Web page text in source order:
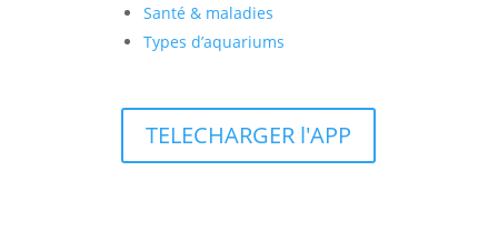
Santé & maladies
Types d’aquariums
TELECHARGER l'APP